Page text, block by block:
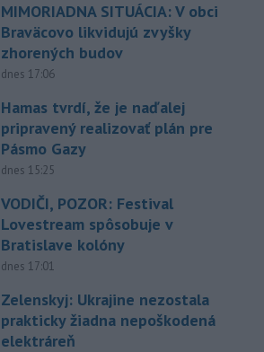
MIMORIADNA SITUÁCIA: V obci
Braväcovo likvidujú zvyšky
zhorených budov
dnes 17:06
Hamas tvrdí, že je naďalej
pripravený realizovať plán pre
Pásmo Gazy
dnes 15:25
VODIČI, POZOR: Festival
Lovestream spôsobuje v
Bratislave kolóny
dnes 17:01
Zelenskyj: Ukrajine nezostala
prakticky žiadna nepoškodená
elektráreň